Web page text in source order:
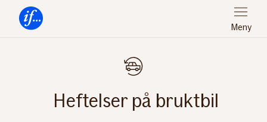
Meny
Heftelser på bruktbil